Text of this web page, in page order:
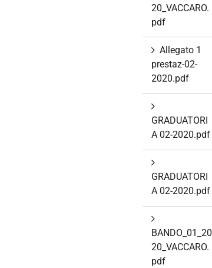
20_VACCARO.
pdf
Allegato 1
prestaz-02-
2020.pdf
GRADUATORI
A 02-2020.pdf
GRADUATORI
A 02-2020.pdf
BANDO_01_20
20_VACCARO.
pdf